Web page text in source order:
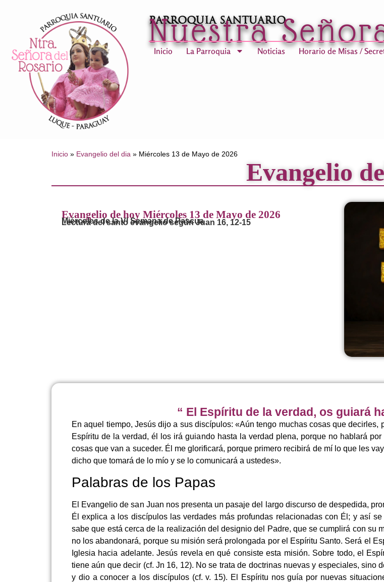
Parroquia Santuario
Nuestra
Inicio La Parroquia Noticias Horario de Misas /
Inicio » Evangelio del dia » Miércoles 13 de Mayo de 2026
Evangelio
Evangelio de hoy Miércoles 13 de Mayo de 2026
Miércoles de la VI Semana de Pascua
Lectura del santo evangelio según Juan 16, 12-15
“ El Espíritu de la verdad, os guiará
En aquel tiempo, Jesús dijo a sus discípulos: «Aún tengo muchas cosas que
Espíritu de la verdad, él los irá guiando hasta la verdad plena, porque no hablará
cosas que van a suceder. Él me glorificará, porque primero recibirá de mí lo que les
dicho que tomará de lo mío y se lo comunicará a ustedes».
Palabras de los Papas
El Evangelio de san Juan nos presenta un pasaje del largo discurso de despedida,
Él explica a los discípulos las verdades más profundas relacionadas con Él; y así
sabe que está cerca de la realización del designio del Padre, que se cumplirá con su
no los abandonará, porque su misión será prolongada por el Espíritu Santo. Será el
Iglesia hacia adelante. Jesús revela en qué consiste esta misión. Sobre todo, el
tiene aún que decir (cf. Jn 16, 12). No se trata de doctrinas nuevas y especiales,
y dio a conocer a los discípulos (cf. v. 15). El Espíritu nos guía por nuevas